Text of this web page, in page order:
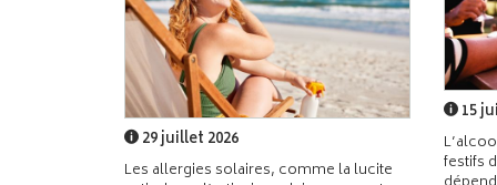
29 juillet 2026
Les allergies solaires, comme la lucite
15
festifs